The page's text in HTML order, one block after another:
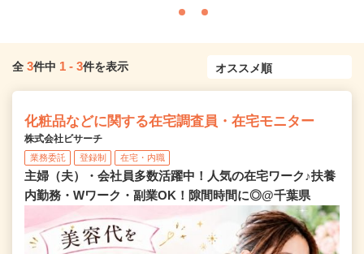
全 3件中 1 - 3件を表示
化粧品などに関する在宅調査員・在宅モニター
株式会社ビサーチ
業務委託 登録制 在宅・内職
主婦（夫）・会社員多数活躍中！人気の在宅ワーク♪扶養
内勤務・Wワーク・副業OK！隙間時間に◎@千葉県